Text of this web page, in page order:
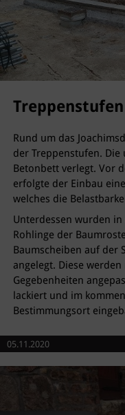
Treppenstufen
Rund um das
der Treppenstufen.
Betonbett verlegt. Vor
erfolgte der Einbau
welches die
Unterdessen wurden
Rohlinge der
Baumscheiben auf der
angelegt. Diese
Gegebenheiten
lackiert und im
Bestimmungsort
05.11.2020